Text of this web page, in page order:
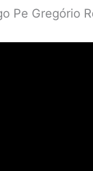
Pe Gregório